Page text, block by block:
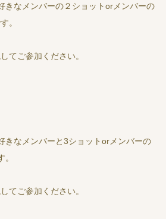
きなメンバーの２ショットorメンバーの
。
てご参加ください。
きなメンバーと3ショットorメンバーの
てご参加ください。